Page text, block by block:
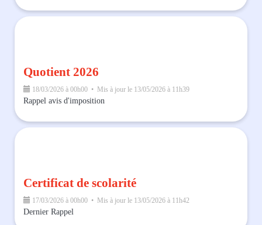
Quotient 2026
18/03/2026 à 00h00 • Mis à jour le 13/05/2026 à 11h39
Rappel avis d'imposition
Certificat de scolarité
17/03/2026 à 00h00 • Mis à jour le 13/05/2026 à 11h42
Dernier Rappel